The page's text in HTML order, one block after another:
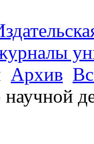
Архив